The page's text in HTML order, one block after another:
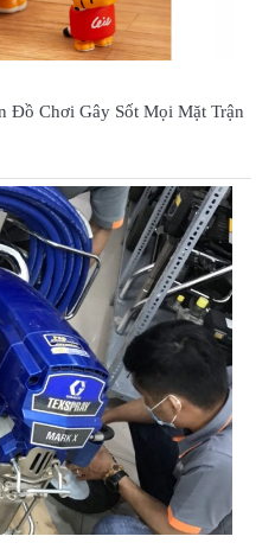
Đồ Chơi Gây Sốt Mọi Mặt Trận